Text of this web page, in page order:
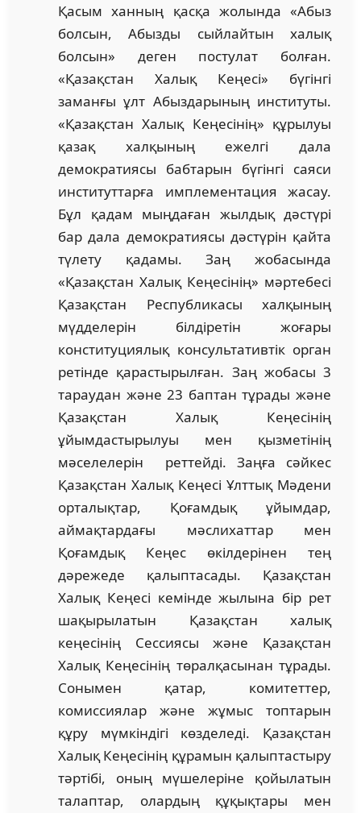
Қасым ханның қасқа жолында «Абыз
болсын, Абызды сыйлайтын халық
болсын» деген постулат болған.
«Қазақстан Халық Кеңесі» бүгінгі
заманғы ұлт Абыздарының институты.
«Қазақстан Халық Кеңесінің» құрылуы
қазақ халқының ежелгі дала
демократиясы бабтарын бүгінгі саяси
институттарға имплементация жасау.
Бұл қадам мыңдаған жылдық дәстүрі
бар дала демократиясы дәстүрін қайта
түлету қадамы. Заң жобасында
«Қазақстан Халық Кеңесінің» мәртебесі
Қазақстан Республикасы халқының
мүдделерін білдіретін жоғары
конституциялық консультативтік орган
ретінде қарастырылған. Заң жобасы 3
тараудан және 23 баптан тұрады және
Қазақстан Халық Кеңесінің
ұйымдастырылуы мен қызметінің
мәселелерін реттейді. Заңға сәйкес
Қазақстан Халық Кеңесі Ұлттық Мәдени
орталықтар, Қоғамдық ұйымдар,
аймақтардағы мәслихаттар мен
Қоғамдық Кеңес өкілдерінен тең
дәрежеде қалыптасады. Қазақстан
Халық Кеңесі кемінде жылына бір рет
шақырылатын Қазақстан халық
кеңесінің Сессиясы және Қазақстан
Халық Кеңесінің төралқасынан тұрады.
Сонымен қатар, комитеттер,
комиссиялар және жұмыс топтарын
құру мүмкіндігі көзделеді. Қазақстан
Халық Кеңесінің құрамын қалыптастыру
тәртібі, оның мүшелеріне қойылатын
талаптар, олардың құқықтары мен